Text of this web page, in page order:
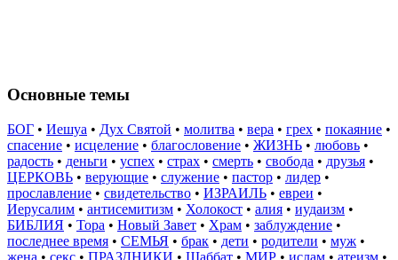
Основные темы
БОГ • Иешуа • Дух Святой • молитва • вера • грех • покаяние •
спасение • исцеление • благословение • ЖИЗНЬ • любовь •
радость • деньги • успех • страх • смерть • свобода • друзья •
ЦЕРКОВЬ • верующие • служение • пастор • лидер •
прославление • свидетельство • ИЗРАИЛЬ • евреи •
Иерусалим • антисемитизм • Холокост • алия • иудаизм •
БИБЛИЯ • Тора • Новый Завет • Храм • заблуждение •
последнее время • СЕМЬЯ • брак • дети • родители • муж •
жена • секс • ПРАЗДНИКИ • Шаббат • МИР • ислам • атеизм •